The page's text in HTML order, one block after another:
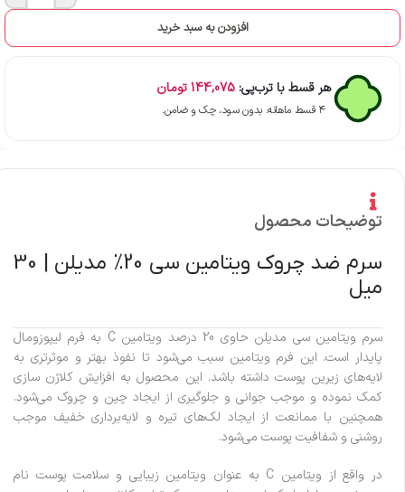
افزودن به سبد خرید
هر قسط با ترب‌پی: 144,075تومان
۴ قسط ماهانه. بدون سود، چک و ضامن.
توضیحات محصول
سرم ضد چروک ویتامین سی 20% مدیلن | 30
میل
سرم ویتامین سی مدیلن حاوی 20 درصد ویتامین C به فرم لیپوزومال
پایدار است. این فرم ویتامین سبب می‌شود تا نفوذ بهتر و موثرتری به
لایه‌های زیرین پوست داشته باشد. این محصول به افزایش کلاژن سازی
کمک نموده و موجب جوانی و جلوگیری از ایجاد چین و چروک می‌شود.
همچنین با ممانعت از ایجاد لک‌های تیره و لایه‌برداری خفیف موجب
روشنی و شفافیت پوست می‌شود.
در واقع از ویتامین C به عنوان ویتامین زیبایی و سلامت پوست نام